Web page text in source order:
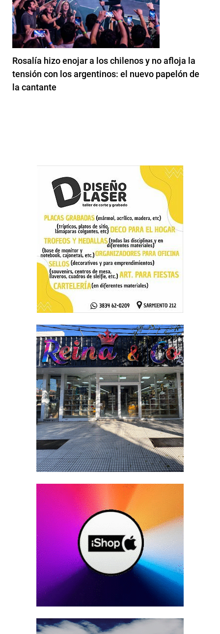
Rosalía hizo enojar a los chilenos y no afloja la
tensión con los argentinos: el nuevo papelón de
la cantante